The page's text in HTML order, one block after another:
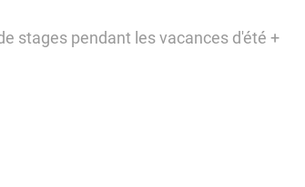
stages pendant les vacances d'été +